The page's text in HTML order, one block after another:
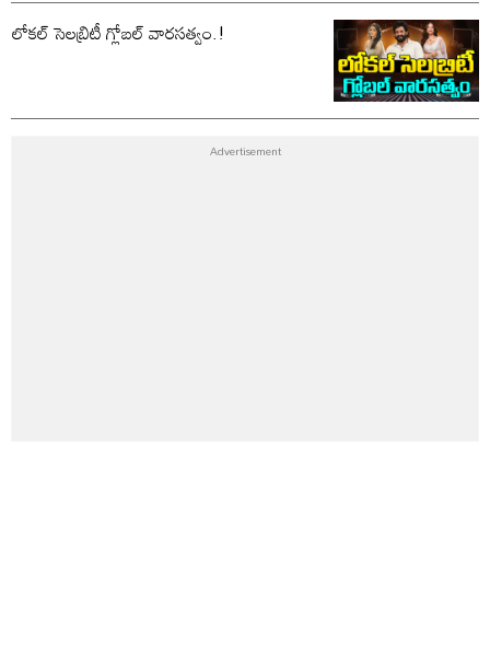
లోకల్ సెలబ్రిటీ గ్లోబల్ వారసత్వం.!